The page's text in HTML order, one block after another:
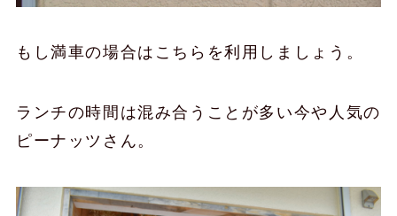
もし満車の場合はこちらを利用しましょう。
ランチの時間は混み合うことが多い今や人気の
ピーナッツさん。